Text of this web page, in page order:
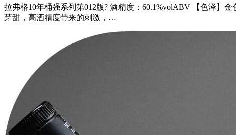
拉弗格10年桶强系列第012版? 酒精度：60.1%volABV 【色泽】
芽甜，高酒精度带来的刺激，…